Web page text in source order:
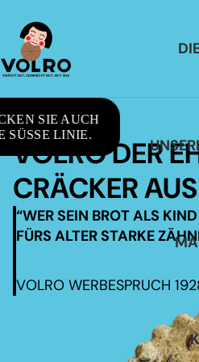
SIE AUCH
SÜSSE LINIE.
VOLRO DER
CRÄCKER
“WER SEIN BROT ALS
FÜRS ALTER STARKE
VOLRO WERBESPRUCH